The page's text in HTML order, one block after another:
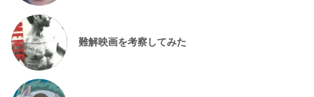
難解映画を考察してみた